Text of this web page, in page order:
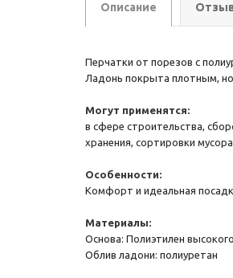
Описание
Перчатки от порезов с
Ладонь покрыта плотным, но
Могут применятся:
в сфере строительства,
хранения, сортировки
Особенности:
Комфорт и идеальная
Материалы:
Основа: Полиэтилен
Облив ладони: полиуретан